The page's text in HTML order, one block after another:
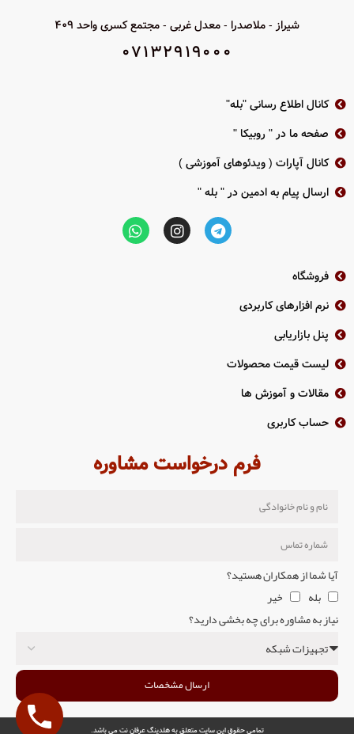
شیراز - ملاصدرا - معدل غربی - مجتمع کسری واحد 409
07132919000
کانال اطلاع رسانی "بله"
صفحه ما در " روبیکا "
کانال آپارات ( ویدئوهای آموزشی )
ارسال پیام به ادمین در " بله "
فروشگاه
نرم افزارهای کاربردی
پنل بازاریابی
لیست قیمت محصولات
مقالات و آموزش ها
حساب کاربری
فرم درخواست مشاوره
آیا شما از همکاران هستید؟
بله
خیر
نیاز به مشاوره برای چه بخشی دارید؟
ارسال مشخصات
تمامی حقوق این سایت متعلق به هلدینگ عرفان نت می باشد.